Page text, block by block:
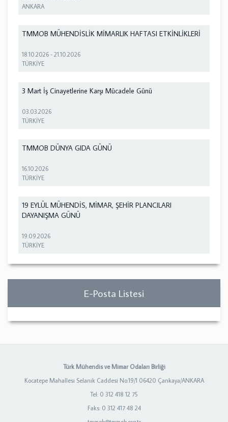
ANKARA
TMMOB MÜHENDİSLİK MİMARLIK HAFTASI ETKİNLİKLERİ
18.10.2026 -21.10.2026
TÜRKİYE
3 Mart İş Cinayetlerine Karşı Mücadele Günü
03.03.2026
TÜRKİYE
TMMOB DÜNYA GIDA GÜNÜ
16.10.2026
TÜRKİYE
19 EYLÜL MÜHENDİS, MİMAR, ŞEHİR PLANCILARI
DAYANIŞMA GÜNÜ
19.09.2026
TÜRKİYE
E-Posta Listesi
Türk Mühendis ve Mimar Odaları Birliği
Kocatepe Mahallesi Selanik Caddesi No:19/1 06420 Çankaya/ANKARA
Tel: 0 312 418 12 75
Faks: 0 312 417 48 24